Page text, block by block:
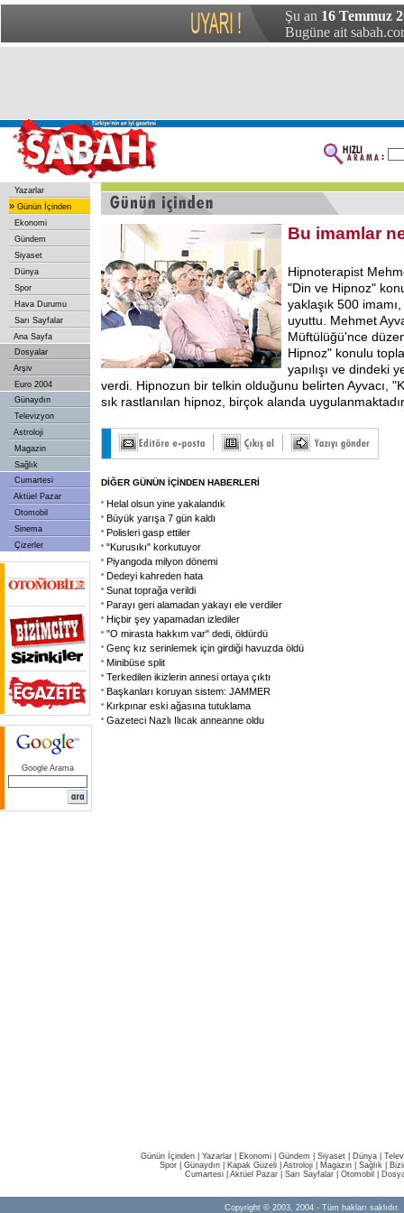
Şu an 16 Temmuz
Bugüne ait
Yazarlar
» Günün İçinden
Ekonomi
Gündem
Siyaset
Dünya
Spor
Hava Durumu
Sarı Sayfalar
Ana Sayfa
Dosyalar
Arşiv
Euro 2004
Günaydın
Televizyon
Astroloji
Magazin
Sağlık
Cumartesi
Aktüel Pazar
Otomobil
Sinema
Çizerler
Google Arama
Bu imamlar
Hipnoterapist
"Din ve Hipnoz"
yaklaşık 500
uyuttu. Mehmet
Müftülüğü'nce
Hipnoz" konulu
yapılışı ve dindeki
verdi. Hipnozun bir telkin olduğunu belirten Ayvacı,
sık rastlanılan hipnoz, birçok alanda
DİĞER GÜNÜN İÇİNDEN HABERLERİ
Helal olsun yine yakalandık
Büyük yarışa 7 gün kaldı
Polisleri gasp ettiler
"Kurusıkı" korkutuyor
Piyangoda milyon dönemi
Dedeyi kahreden hata
Sunat toprağa verildi
Parayı geri alamadan yakayı ele verdiler
Hiçbir şey yapamadan izlediler
"O mirasta hakkım var" dedi, öldürdü
Genç kız serinlemek için girdiği havuzda öldü
Minibüse split
Terkedilen ikizlerin annesi ortaya çıktı
Başkanları koruyan sistem: JAMMER
Kırkpınar eski ağasına tutuklama
Gazeteci Nazlı Ilıcak anneanne oldu
Günün İçinden Yazarlar Ekonomi Gündem Siyaset Dünya |
Spor
Günaydın Kapak Güzeli Astroloji Magazin Sağlık
Cumartesi| Aktüel Pazar| Sarı Sayfalar| Otomobil
Copyright © 2003, 2004 - Tüm hakları saklıdır.